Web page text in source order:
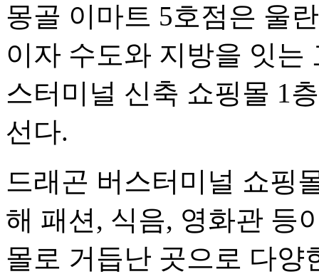
몽골 이마트 5호점은 울
이자 수도와 지방을 잇는
스터미널 신축 쇼핑몰 1
선다.
드래곤 버스터미널 쇼핑
해 패션, 식음, 영화관 등
몰로 거듭난 곳으로 다양